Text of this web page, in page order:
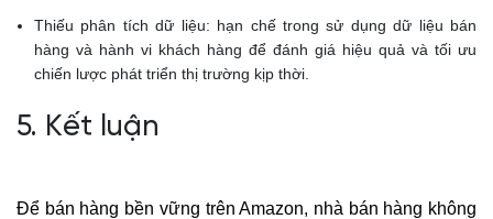
Thiếu phân tích dữ liệu: hạn chế trong sử dụng dữ liệu bán
hàng và hành vi khách hàng để đánh giá hiệu quả và tối ưu
chiến lược phát triển thị trường kịp thời.
5. Kết luận
Để bán hàng bền vững trên Amazon, nhà bán hàng không